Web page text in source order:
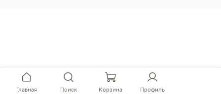
Главная Поиск Корзина Профиль